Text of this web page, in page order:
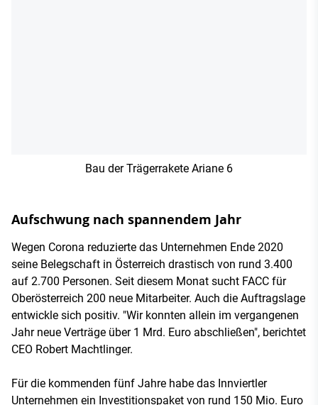
Bau der Trägerrakete Ariane 6
Aufschwung nach spannendem Jahr
Wegen Corona reduzierte das Unternehmen Ende 2020
seine Belegschaft in Österreich drastisch von rund 3.400
auf 2.700 Personen. Seit diesem Monat sucht FACC für
Oberösterreich 200 neue Mitarbeiter. Auch die Auftragslage
entwickle sich positiv. "Wir konnten allein im vergangenen
Jahr neue Verträge über 1 Mrd. Euro abschließen", berichtet
CEO Robert Machtlinger.
Für die kommenden fünf Jahre habe das Innviertler
Unternehmen ein Investitionspaket von rund 150 Mio. Euro